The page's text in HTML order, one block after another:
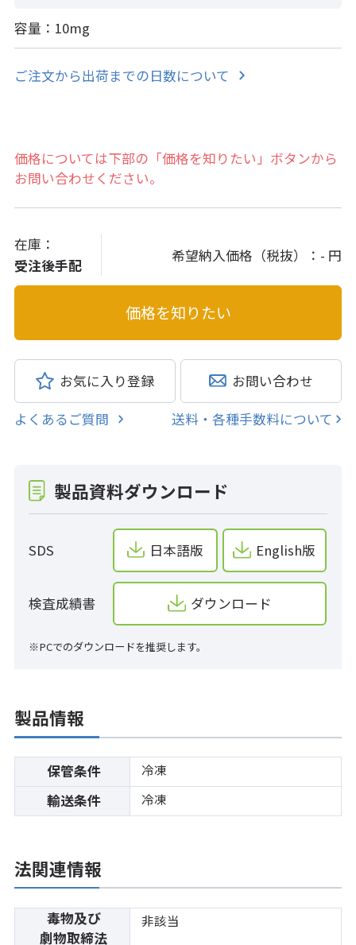
容量：10mg
ご注文から出荷までの日数について
価格については下部の「価格を知りたい」ボタンから
お問い合わせください。
在庫：
受注後手配
希望納入価格（税抜）： - 円
お気に入り登録 お問い合わせ
よくあるご質問 送料・各種手数料について
製品資料ダウンロード
SDS 日本語版 English版
検査成績書 ダウンロード
※PCでのダウンロードを推奨します。
製品情報
保管条件 冷凍
輸送条件 冷凍
法関連情報
毒物及び
劇物取締法
非該当